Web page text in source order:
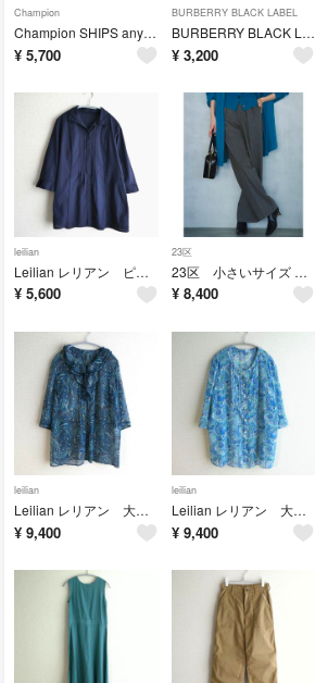
Champion
Champion SHIPS any 別注 ドルマンキャンプポケットTシャツ
¥ 5,700
BURBERRY BLACK LABEL
BURBERRY BLACK LABEL ホースロゴ ボーダー 半袖ポロシャツ
¥ 3,200
leilian
Leilian レリアン ピンタック 七分袖ブラウス シャツ
¥ 5,600
23区
23区 小さいサイズ ドライ2WAYストレッチ ワイドパンツ
¥ 8,400
leilian
Leilian レリアン 大きいサイズ ペイズリー フリル シアーブラウス
¥ 9,400
leilian
Leilian レリアン 大きいサイズ ペイズリー シアーブラウス シャツ
¥ 9,400